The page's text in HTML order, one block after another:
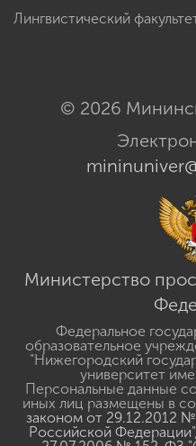
Лингвистический
© 2026
Министерство
Федеральное
образовательное
"Нижегородский
университет
Персональные данные
иных лиц размещены в
законом от 29.12.2012
Российской Федерации",